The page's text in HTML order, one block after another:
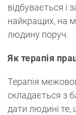
відбувається і
найкращих, на
людину поруч.
Як терапія
Терапія
складається з
дати людині те,